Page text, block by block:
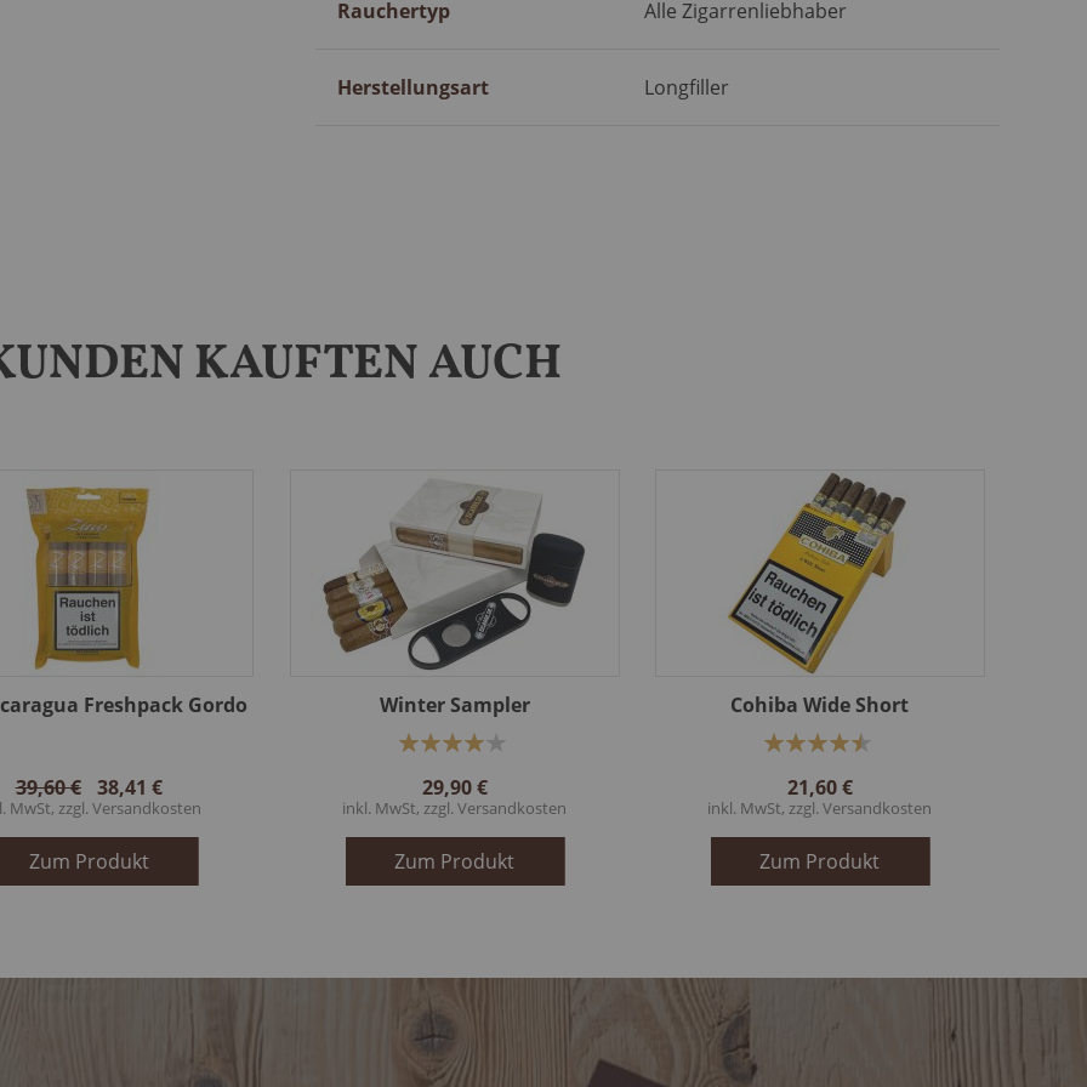
Rauchertyp Alle Zigarrenliebhaber
Herstellungsart Longfiller
KAUFTEN AUCH
Freshpack Gordo
38,41 €
MwSt, zzgl. Versandkosten
39,60 €
Zum Produkt
Winter Sampler
29,90 €
inkl. MwSt, zzgl.Versandkosten
Bewertung:
Zum Produkt
Cohiba Wide Short
21,60 €
inkl. MwSt, zzgl.Versandkosten
Bewertung:
Zum Produkt